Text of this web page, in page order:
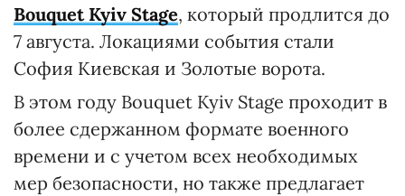
Bouquet Kyiv Stage, который продлится до
7 августа. Локациями события стали
София Киевская и Золотые ворота.
В этом году Bouquet Kyiv Stage проходит в
более сдержанном формате военного
времени и с учетом всех необходимых
мер безопасности, но также предлагает